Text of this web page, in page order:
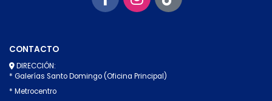
CONTACTO
DIRECCIÓN:
* Galerías Santo Domingo (Oficina Principal)
* Metrocentro